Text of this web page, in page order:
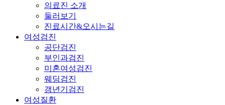
의료진 소개
둘러보기
진료시간&오시는길
여성검진
공단검진
부인과검진
미혼여성검진
웨딩검진
갱년기검진
여성질환